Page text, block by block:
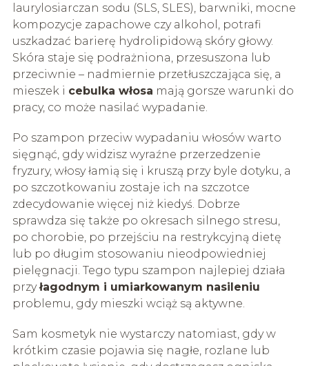
laurylosiarczan sodu (SLS, SLES), barwniki, mocne
kompozycje zapachowe czy alkohol, potrafi
uszkadzać barierę hydrolipidową skóry głowy.
Skóra staje się podrażniona, przesuszona lub
przeciwnie – nadmiernie przetłuszczająca się, a
mieszek i cebulka włosa mają gorsze warunki do
pracy, co może nasilać wypadanie.
Po szampon przeciw wypadaniu włosów warto
sięgnąć, gdy widzisz wyraźne przerzedzenie
fryzury, włosy łamią się i kruszą przy byle dotyku, a
po szczotkowaniu zostaje ich na szczotce
zdecydowanie więcej niż kiedyś. Dobrze
sprawdza się także po okresach silnego stresu,
po chorobie, po przejściu na restrykcyjną dietę
lub po długim stosowaniu nieodpowiedniej
pielęgnacji. Tego typu szampon najlepiej działa
przyłagodnym i umiarkowanym nasileniu
problemu, gdy mieszki wciąż są aktywne.
Sam kosmetyk nie wystarczy natomiast, gdy w
krótkim czasie pojawia się nagłe, rozlane lub